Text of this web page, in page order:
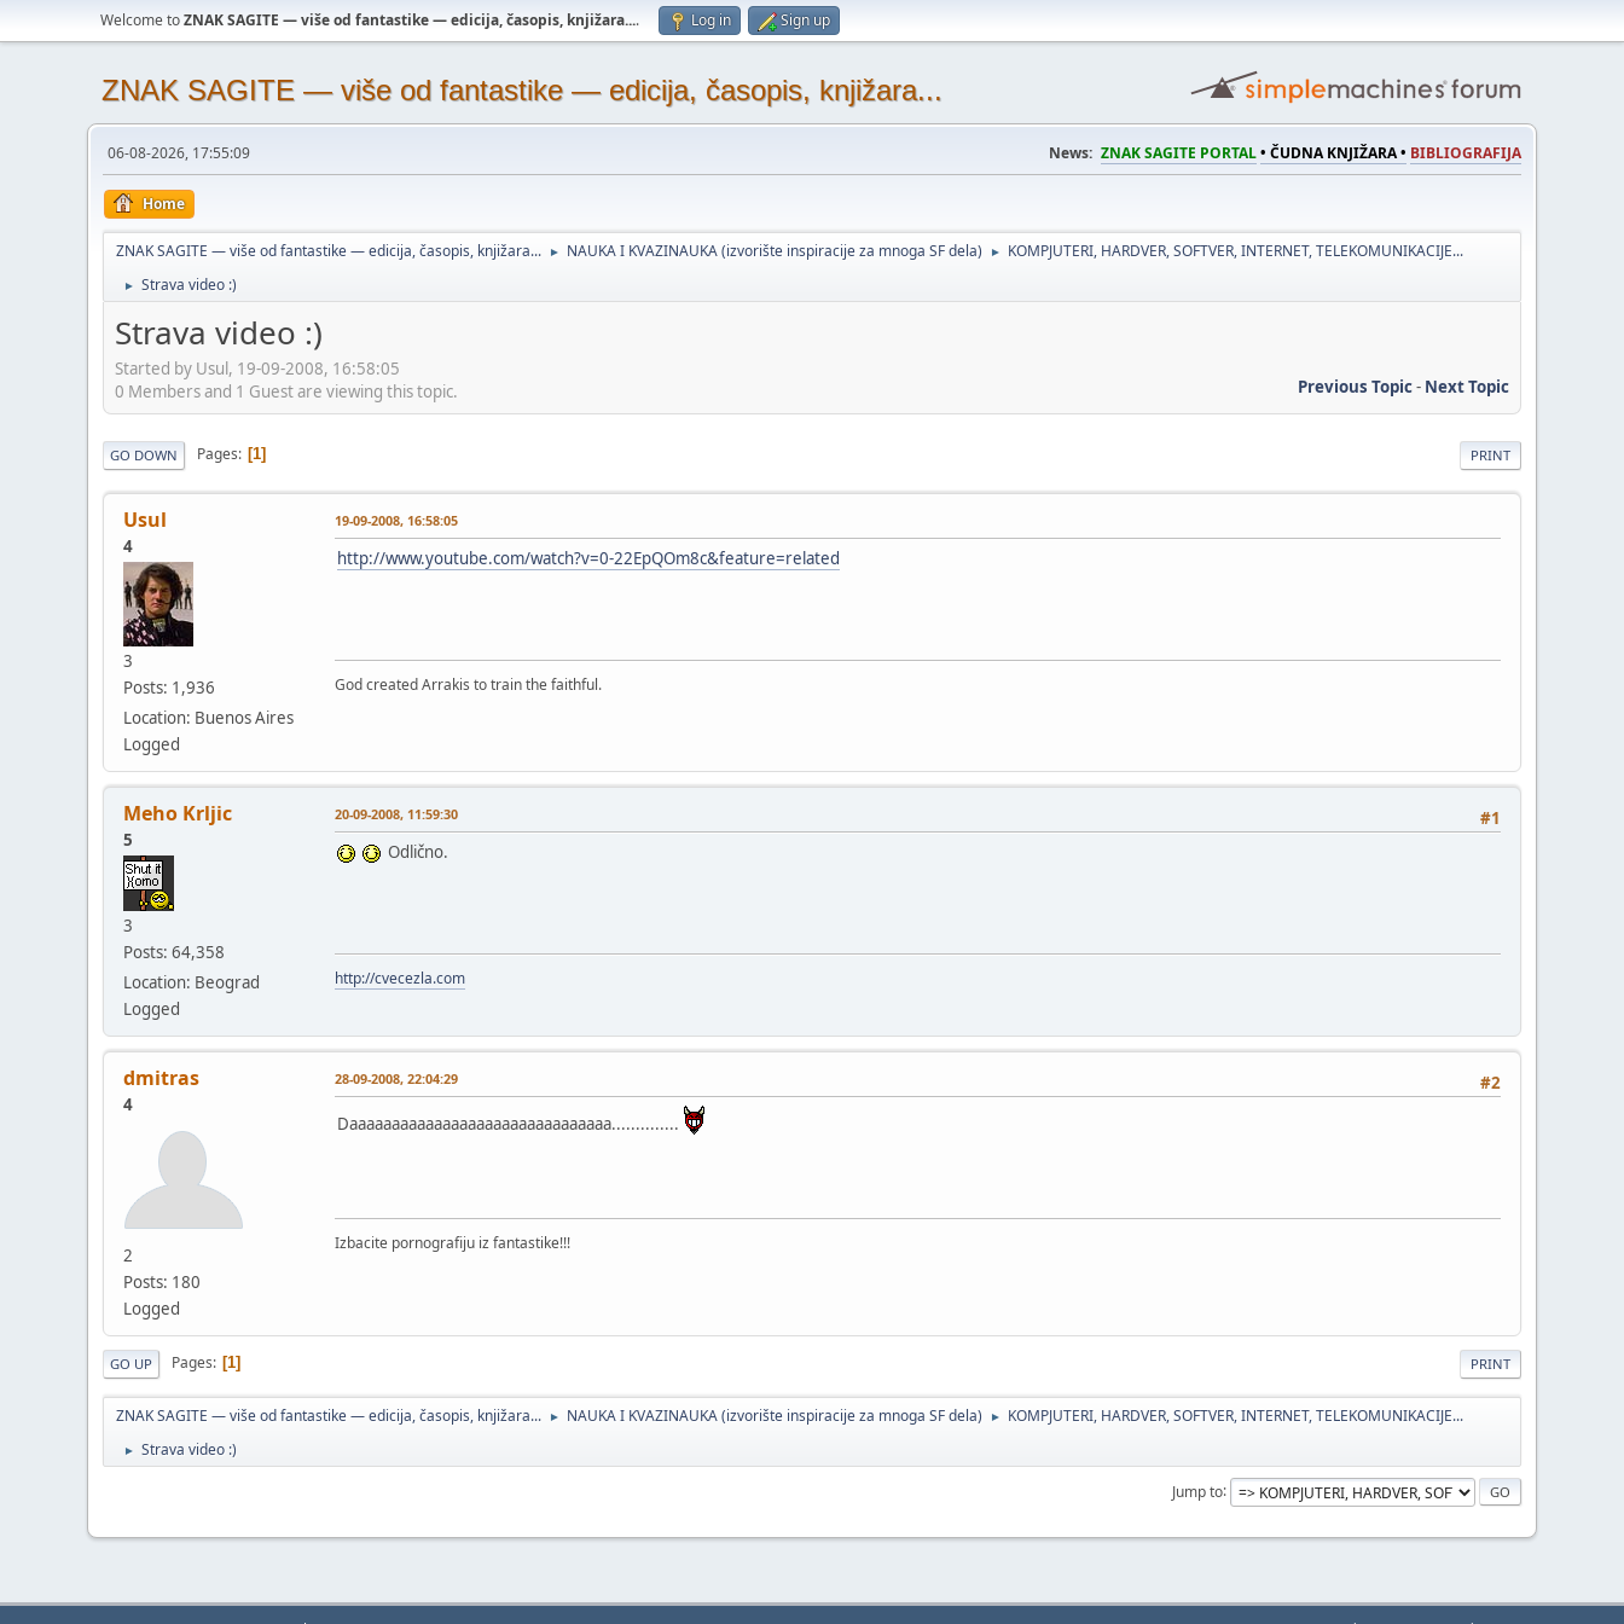
Welcome toZNAK SAGITE — više od fantastike — edicija, časopis, knjižara.... Log in Sign up
ZNAK SAGITE — više od fantastike — edicija, časopis, knjižara...
06-08-2026, 17:55:09 News: ZNAK SAGITE PORTAL• ČUDNA KNJIŽARA • BIBLIOGRAFIJA
Home
ZNAK SAGITE — više od fantastike — edicija, časopis, knjižara... ► NAUKA I KVAZINAUKA (izvorište inspiracije za mnoga SF dela) ► KOMPJUTERI, HARDVER, SOFTVER, INTERNET, TELEKOMUNIKACIJE...
► Strava video :)
Strava video :)
Started by Usul, 19-09-2008, 16:58:05
Previous Topic- Next Topic
0 Members and 1 Guest are viewing this topic.
PRINT
GO DOWN Pages 1
Usul
4
3
Posts: 1,936
Location: Buenos Aires
Logged
19-09-2008, 16:58:05
http://www.youtube.com/watch?v=0-22EpQOm8c&feature=related
God created Arrakis to train the faithful.
Meho Krljic
5
3
Posts: 64,358
Location: Beograd
Logged
#1
20-09-2008, 11:59:30
Odlično.
http://cvecezla.com
dmitras
4
2
Posts: 180
Logged
#2
28-09-2008, 22:04:29
Daaaaaaaaaaaaaaaaaaaaaaaaaaaaaaa..............
Izbacite pornografiju iz fantastike!!!
PRINT
GO UP Pages 1
ZNAK SAGITE — više od fantastike — edicija, časopis, knjižara... ► NAUKA I KVAZINAUKA (izvorište inspiracije za mnoga SF dela) ► KOMPJUTERI, HARDVER, SOFTVER, INTERNET, TELEKOMUNIKACIJE...
► Strava video :)
Jump to